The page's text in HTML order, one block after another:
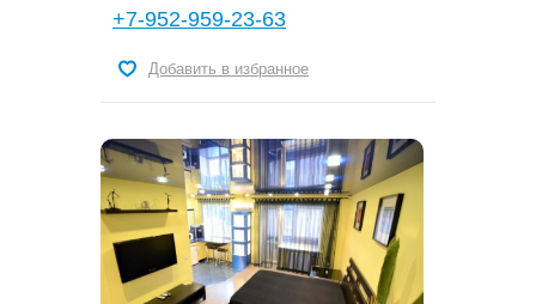
+7-952-959-23-63
Добавить в избранное